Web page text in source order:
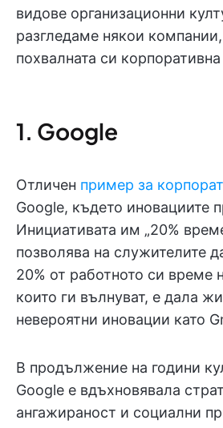
видове организационни
разгледаме някои
похвалната си
1. Google
Отличен пример за
Google, където иновациите
Инициативата им „20%
позволява на служителите
20% от работното си време
които ги вълнуват, е дала
невероятни иновации като
В продължение на години
Google е вдъхновявала
ангажираност и социални